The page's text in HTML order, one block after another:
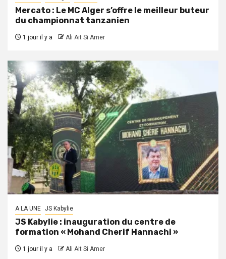
Mercato : Le MC Alger s’offre le meilleur buteur
du championnat tanzanien
1 jour il y a Ali Ait Si Amer
A LA UNE JS Kabylie
JS Kabylie : inauguration du centre de
formation « Mohand Cherif Hannachi »
1 jour il y a Ali Ait Si Amer